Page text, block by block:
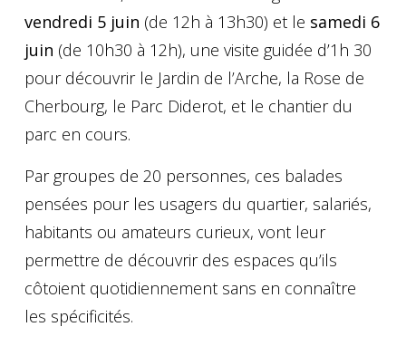
vendredi 5 juin (de 12h à 13h30) et le samedi 6
juin (de 10h30 à 12h), une visite guidée d’1h 30
pour découvrir le Jardin de l’Arche, la Rose de
Cherbourg, le Parc Diderot, et le chantier du
parc en cours.
Par groupes de 20 personnes, ces balades
pensées pour les usagers du quartier, salariés,
habitants ou amateurs curieux, vont leur
permettre de découvrir des espaces qu’ils
côtoient quotidiennement sans en connaître
les spécificités.